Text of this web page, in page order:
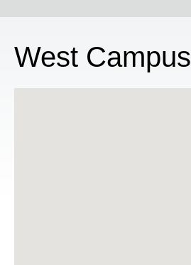
West Campus